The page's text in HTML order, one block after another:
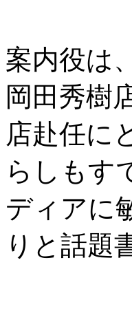
案内役は
岡田秀樹
店赴任に
らしもす
ディアに
りと話題